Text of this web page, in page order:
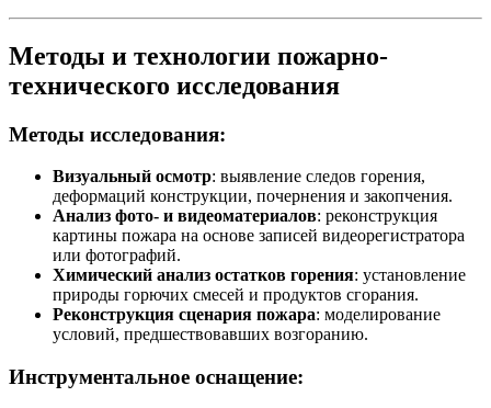
Методы и технологии пожарно-
технического исследования
Методы исследования:
Визуальный осмотр: выявление следов горения,
деформаций конструкции, почернения и закопчения.
Анализ фото- и видеоматериалов: реконструкция
картины пожара на основе записей видеорегистратора
или фотографий.
Химический анализ остатков горения: установление
природы горючих смесей и продуктов сгорания.
Реконструкция сценария пожара: моделирование
условий, предшествовавших возгоранию.
Инструментальное оснащение: